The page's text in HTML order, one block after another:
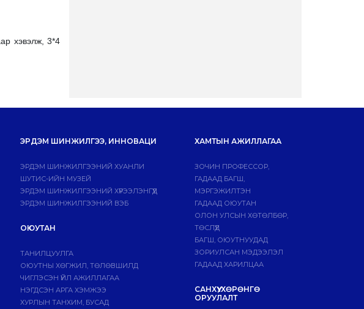
хэвэлж, 3*4
ЭРДЭМ ШИНЖИЛГЭЭ, ИННОВАЦИ
ЭРДЭМ ШИНЖИЛГЭЭНИЙ ХУАНЛИ
ШУТИС-ИЙН МУЗЕЙ
ЭРДЭМ ШИНЖИЛГЭЭНИЙ ХҮРЭЭЛЭНГҮҮД
ЭРДЭМ ШИНЖИЛГЭЭНИЙ ВЭБ
ОЮУТАН
ТАНИЛЦУУЛГА
ОЮУТНЫ ХӨГЖИЛ, ТӨЛӨВШИЛД
ЧИГЛЭСЭН ҮЙЛ АЖИЛЛАГАА
НЭГДСЭН АРГА ХЭМЖЭЭ
ХУРЛЫН ТАНХИМ, БУСАД
ХАМТЫН АЖИЛЛАГАА
ЗОЧИН ПРОФЕССОР,
ГАДААД БАГШ,
МЭРГЭЖИЛТЭН
ГАДААД ОЮУТАН
ОЛОН УЛСЫН ХӨТӨЛБӨР,
ТӨСЛҮҮД
БАГШ, ОЮУТНУУДАД
ЗОРИУЛСАН МЭДЭЭЛЭЛ
ГАДААД ХАРИЛЦАА
САНХҮҮ, ХӨРӨНГӨ
ОРУУЛАЛТ